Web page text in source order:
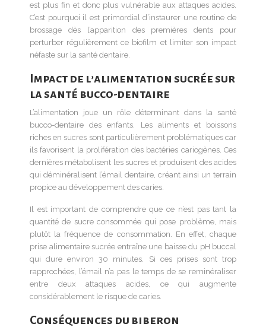
est plus fin et donc plus vulnérable aux attaques acides.
C’est pourquoi il est primordial d’instaurer une routine de
brossage dès l’apparition des premières dents pour
perturber régulièrement ce biofilm et limiter son impact
néfaste sur la santé dentaire.
Impact de l’alimentation sucrée sur
la santé bucco-dentaire
L’alimentation joue un rôle déterminant dans la santé
bucco-dentaire des enfants. Les aliments et boissons
riches en sucres sont particulièrement problématiques car
ils favorisent la prolifération des bactéries cariogènes. Ces
dernières métabolisent les sucres et produisent des acides
qui déminéralisent l’émail dentaire, créant ainsi un terrain
propice au développement des caries.
Il est important de comprendre que ce n’est pas tant la
quantité de sucre consommée qui pose problème, mais
plutôt la fréquence de consommation. En effet, chaque
prise alimentaire sucrée entraîne une baisse du pH buccal
qui dure environ 30 minutes. Si ces prises sont trop
rapprochées, l’émail n’a pas le temps de se reminéraliser
entre deux attaques acides, ce qui augmente
considérablement le risque de caries.
Conséquences du biberon